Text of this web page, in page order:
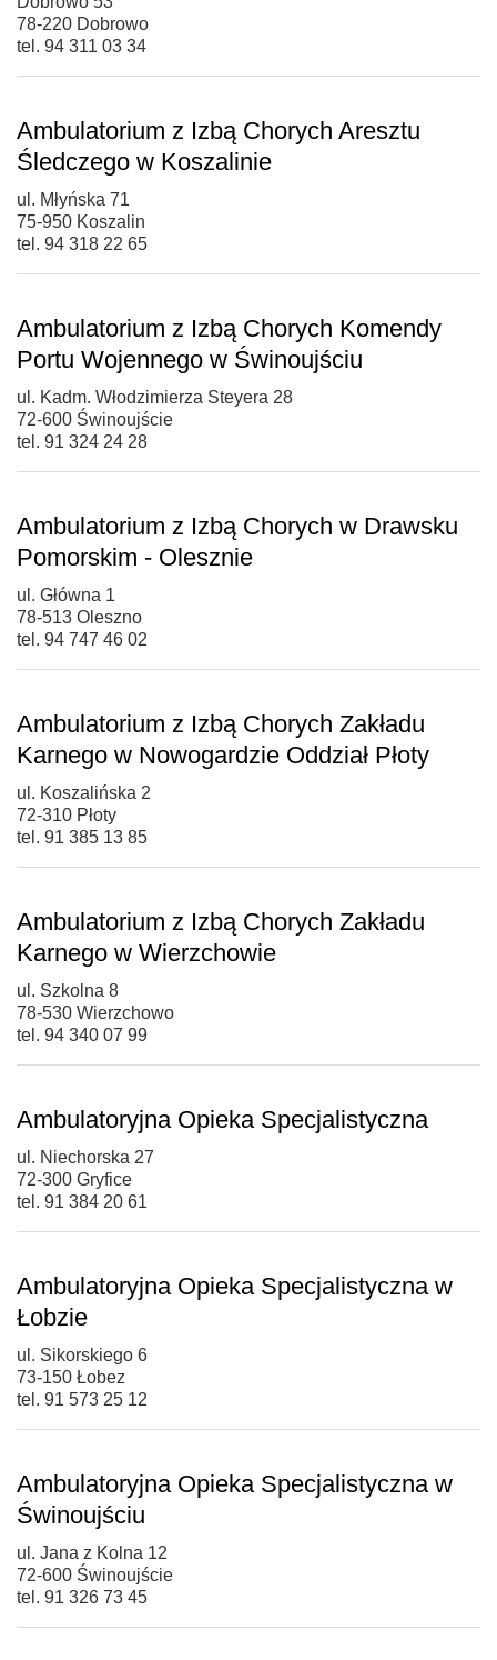
78-220 Dobrowo
tel. 94 311 03 34
Ambulatorium z Izbą Chorych Aresztu
Śledczego w Koszalinie
ul. Młyńska 71
75-950 Koszalin
tel. 94 318 22 65
Ambulatorium z Izbą Chorych Komendy
Portu Wojennego w Świnoujściu
ul. Kadm. Włodzimierza Steyera 28
72-600 Świnoujście
tel. 91 324 24 28
Ambulatorium z Izbą Chorych w Drawsku
Pomorskim - Olesznie
ul. Główna 1
78-513 Oleszno
tel. 94 747 46 02
Ambulatorium z Izbą Chorych Zakładu
Karnego w Nowogardzie Oddział Płoty
ul. Koszalińska 2
72-310 Płoty
tel. 91 385 13 85
Ambulatorium z Izbą Chorych Zakładu
Karnego w Wierzchowie
ul. Szkolna 8
78-530 Wierzchowo
tel. 94 340 07 99
Ambulatoryjna Opieka Specjalistyczna
ul. Niechorska 27
72-300 Gryfice
tel. 91 384 20 61
Ambulatoryjna Opieka Specjalistyczna w
Łobzie
ul. Sikorskiego 6
73-150 Łobez
tel. 91 573 25 12
Ambulatoryjna Opieka Specjalistyczna w
Świnoujściu
ul. Jana z Kolna 12
72-600 Świnoujście
tel. 91 326 73 45